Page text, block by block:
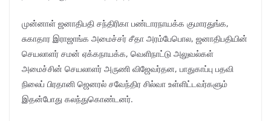
முன்னாள் ஜனாதிபதி சந்திரிகா பண்டாரநாயக்க குமாரதுங்க,
சுகாதார இராஜாங்க அமைச்சர் சீதா அரம்பேபொல, ஜனாதிபதியின்
செயலாளர் சமன் ஏக்கநாயக்க, வெளிநாட்டு அலுவல்கள்
அமைச்சின் செயலாளர் அருணி விஜேவர்தன, பாதுகாப்பு பதவி
நிலைப் பிரதானி ஜெனரல் சவேந்திர சில்வா உள்ளிட்டவர்களும்
இதன்போது கலந்துகொண்டனர்.